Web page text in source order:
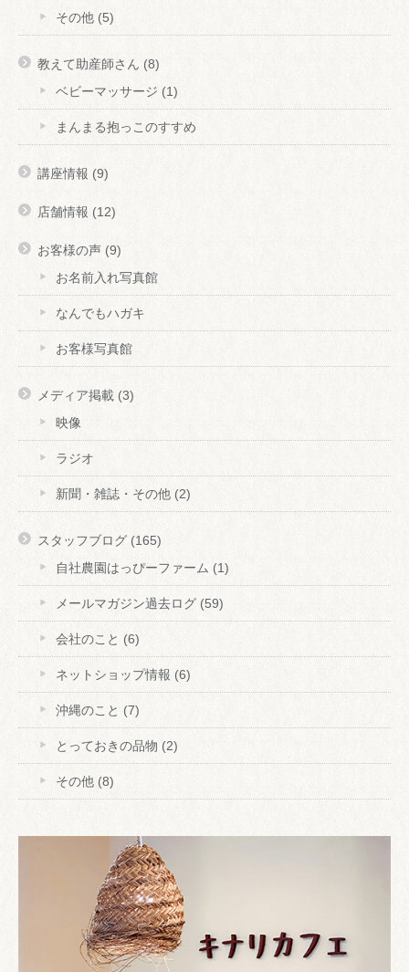
その他 (5)
教えて助産師さん (8)
ベビーマッサージ (1)
まんまる抱っこのすすめ
講座情報 (9)
店舗情報 (12)
お客様の声 (9)
お名前入れ写真館
なんでもハガキ
お客様写真館
メディア掲載 (3)
映像
ラジオ
新聞・雑誌・その他 (2)
スタッフブログ (165)
自社農園はっぴーファーム (1)
メールマガジン過去ログ (59)
会社のこと (6)
ネットショップ情報 (6)
沖縄のこと (7)
とっておきの品物 (2)
その他 (8)